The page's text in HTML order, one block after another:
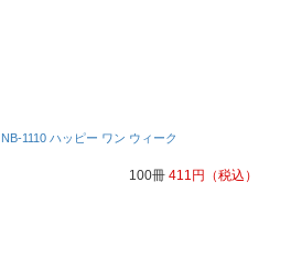
NB-1110 ハッピー ワン ウィーク
100冊 411 円 （税込）